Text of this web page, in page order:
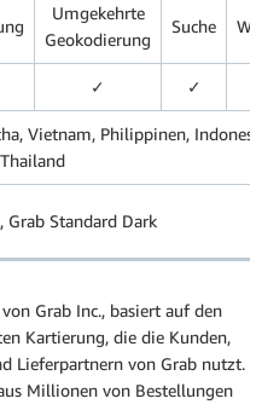
Umgekehrte
Geokodierung
Suche
✓ ✓
Vietnam, Philippinen,
Grab Standard Dark
Grab Inc., basiert auf den
Kartierung, die die Kunden,
Lieferpartnern von Grab nutzt.
Millionen von Bestellungen